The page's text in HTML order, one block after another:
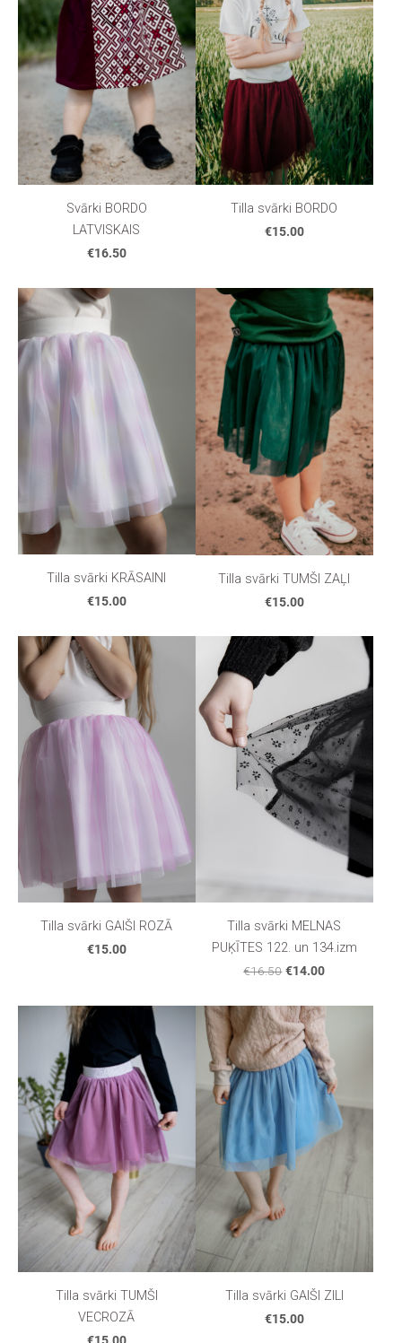
Svārki BORDO
LATVISKAIS
€16.50
Tilla svārki BORDO
€15.00
Tilla svārki KRĀSAINI
€15.00
Tilla svārki TUMŠI ZAĻI
€15.00
Tilla svārki GAIŠI ROZĀ
€15.00
Tilla svārki MELNAS
PUĶĪTES 122. un 134.izm
€16.50 €14.00
Tilla svārki TUMŠI
VECROZĀ
Tilla svārki GAIŠI ZILI
€15.00